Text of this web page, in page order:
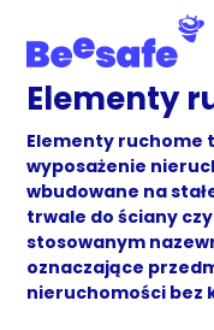
main
content
Elementy
Elementy ruchome
wyposażenie
wbudowane na
trwale do ściany
stosowanym
oznaczające
nieruchomości bez